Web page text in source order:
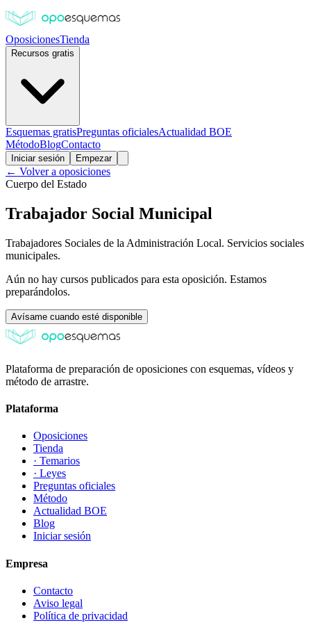
OposicionesTienda
Recursos gratis
Esquemas gratisPreguntas oficialesActualidad BOE
MétodoBlogContacto
Iniciar sesión Empezar
← Volver a oposiciones
Cuerpo del Estado
Trabajador Social Municipal
Trabajadores Sociales de la Administración Local. Servicios sociales
municipales.
Aún no hay cursos publicados para esta oposición. Estamos
preparándolos.
Avísame cuando esté disponible
Plataforma de preparación de oposiciones con esquemas, vídeos y
método de arrastre.
Plataforma
Oposiciones
Tienda
· Temarios
· Leyes
Preguntas oficiales
Método
Actualidad BOE
Blog
Iniciar sesión
Empresa
Contacto
Aviso legal
Política de privacidad